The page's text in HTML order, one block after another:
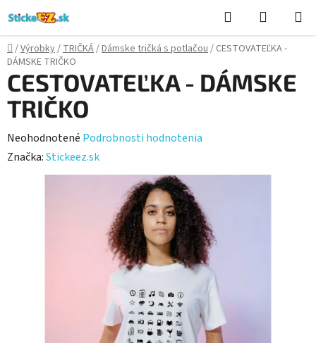
na
obsah
Hľadať
KOŠÍK
Domov
/Výrobky/TRIČKÁ/Dámske tričká s potlačou/ CESTOVATEĽKA -
DÁMSKE TRIČKO
CESTOVATEĽKA - DÁMSKE
TRIČKO
Priemerné
hodnotenie
produktu
Neohodnotené Podrobnosti hodnotenia
Značka:Stickeez.sk